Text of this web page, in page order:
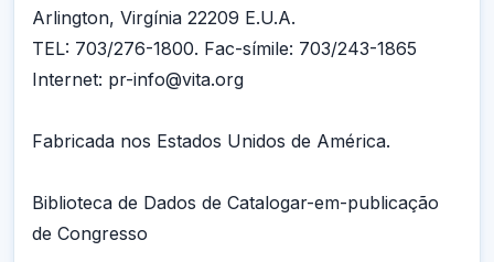
Arlington, Virgínia 22209 E.U.A.
TEL: 703/276-1800. Fac-símile: 703/243-1865
Internet: pr-info@vita.org
Fabricada nos Estados Unidos de América.
Biblioteca de Dados de Catalogar-em-publicação
de Congresso